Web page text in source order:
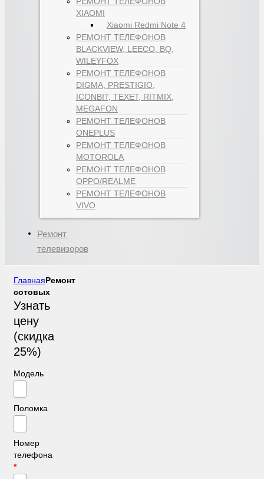
XIAOMI
Xiaomi Redmi Note 4
РЕМОНТ ТЕЛЕФОНОВ
BLACKVIEW, LEECO, BQ,
WILEYFOX
РЕМОНТ ТЕЛЕФОНОВ
DIGMA, PRESTIGIO,
ICONBIT, TEXET, RITMIX,
MEGAFON
РЕМОНТ ТЕЛЕФОНОВ
ONEPLUS
РЕМОНТ ТЕЛЕФОНОВ
MOTOROLA
РЕМОНТ ТЕЛЕФОНОВ
OPPO/REALME
РЕМОНТ ТЕЛЕФОНОВ
VIVO
Ремонт
телевизоров
ГлавнаяРемонт
сотовых
Узнать
цену
(скидка
25%)
Модель
Поломка
Номер
телефона
*